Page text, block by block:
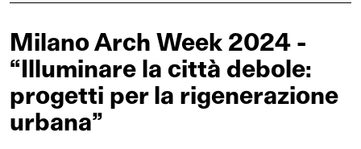
Milano Arch Week 2024 -
“Illuminare la città debole:
progetti per la rigenerazione
urbana”